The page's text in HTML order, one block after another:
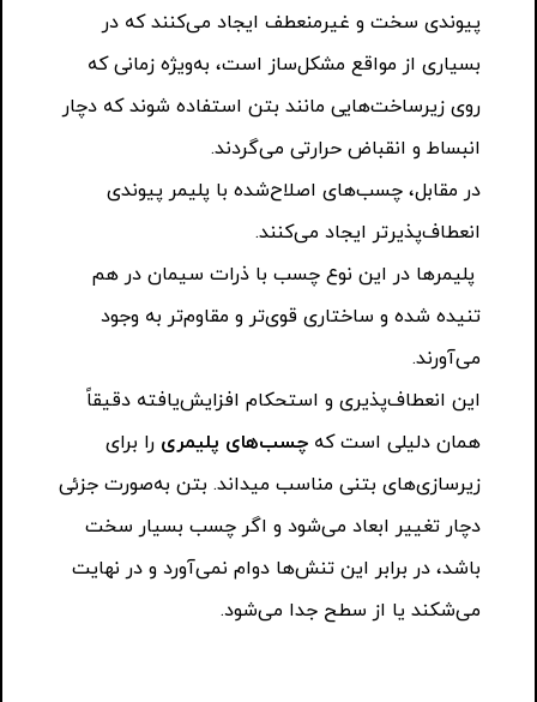
پیوندی سخت و غیرمنعطف ایجاد می‌کنند که در
بسیاری از مواقع مشکل‌ساز است، به‌ویژه زمانی که
روی زیرساخت‌هایی مانند بتن استفاده شوند که دچار
انبساط و انقباض حرارتی می‌گردند.
در مقابل، چسب‌های اصلاح‌شده با پلیمر پیوندی
انعطاف‌پذیرتر ایجاد می‌کنند.
پلیمرها در این نوع چسب با ذرات سیمان در هم
تنیده شده و ساختاری قوی‌تر و مقاوم‌تر به وجود
می‌آورند.
این انعطاف‌پذیری و استحکام افزایش‌یافته دقیقاً
همان دلیلی است که چسب‌های پلیمری را برای
زیرسازی‌های بتنی مناسب میداند. بتن به‌صورت جزئی
دچار تغییر ابعاد می‌شود و اگر چسب بسیار سخت
باشد، در برابر این تنش‌ها دوام نمی‌آورد و در نهایت
می‌شکند یا از سطح جدا می‌شود.